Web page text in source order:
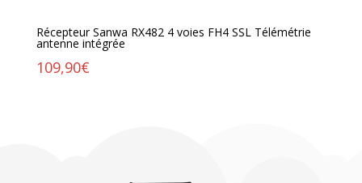
Récepteur Sanwa RX482 4 voies FH4 SSL Télémétrie
antenne intégrée
109,90€